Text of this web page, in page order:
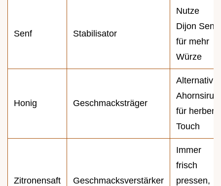
Senf Stabilisator
Nutze
Dijon Senf
für mehr
Würze
Honig Geschmacksträger
Alternativ
Ahornsirup
für herben
Touch
Zitronensaft Geschmacksverstärker
Immer
frisch
pressen,